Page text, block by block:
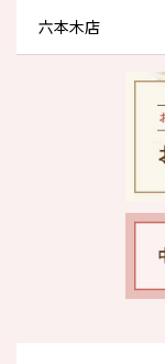
六本木店